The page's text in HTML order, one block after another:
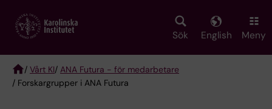
main
Sök English Meny
Breadcrumb
/ Vårt KI/ ANA Futura - för medarbetare
/ Forskargrupper i ANA Futura